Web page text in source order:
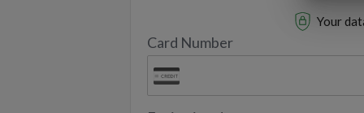
Your
Card Number